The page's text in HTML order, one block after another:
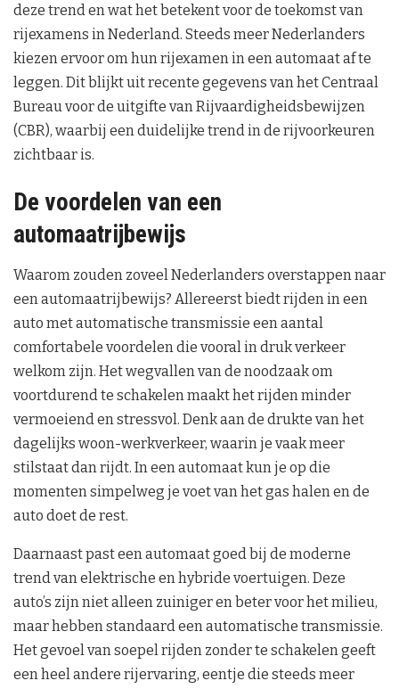
deze trend en wat het betekent voor de toekomst van
rijexamens in Nederland. Steeds meer Nederlanders
kiezen ervoor om hun rijexamen in een automaat af te
leggen. Dit blijkt uit recente gegevens van het Centraal
Bureau voor de uitgifte van Rijvaardigheidsbewijzen
(CBR), waarbij een duidelijke trend in de rijvoorkeuren
zichtbaar is.
De voordelen van een
automaatrijbewijs
Waarom zouden zoveel Nederlanders overstappen naar
een automaatrijbewijs? Allereerst biedt rijden in een
auto met automatische transmissie een aantal
comfortabele voordelen die vooral in druk verkeer
welkom zijn. Het wegvallen van de noodzaak om
voortdurend te schakelen maakt het rijden minder
vermoeiend en stressvol. Denk aan de drukte van het
dagelijks woon-werkverkeer, waarin je vaak meer
stilstaat dan rijdt. In een automaat kun je op die
momenten simpelweg je voet van het gas halen en de
auto doet de rest.
Daarnaast past een automaat goed bij de moderne
trend van elektrische en hybride voertuigen. Deze
auto’s zijn niet alleen zuiniger en beter voor het milieu,
maar hebben standaard een automatische transmissie.
Het gevoel van soepel rijden zonder te schakelen geeft
een heel andere rijervaring, eentje die steeds meer